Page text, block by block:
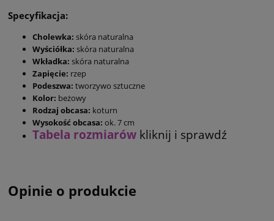
Specyfikacja:
Cholewka: skóra naturalna
Wyściółka: skóra naturalna
Wkładka: skóra naturalna
Zapięcie: rzep
Podeszwa: tworzywo sztuczne
Kolor: beżowy
Rodzaj obcasa: koturn
Wysokość obcasa: ok. 7 cm
Tabela rozmiarów kliknij i sprawdź
Opinie o produkcie